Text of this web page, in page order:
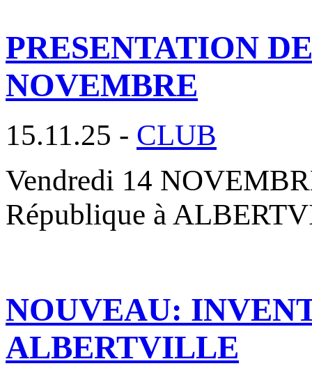
PRESENTATION
NOVEMBRE
15.11.25 - CLUB
Vendredi 14
République à
NOUVEAU:
ALBERTVILLE